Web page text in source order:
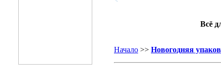
Всё
Начало >> Новогодняя